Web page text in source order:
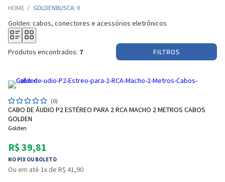
GOLDENBUSCA: X
Golden: cabos, conectores e acessórios eletrônicos
Produtos encontrados: 7 FILTROS
(0)
CABO DE ÁUDIO P2 ESTÉREO PARA 2 RCA MACHO 2 METROS CABOS
GOLDEN
Golden
R$ 39,81
NO PIX OU BOLETO
Ou em até 1x de R$ 41,90